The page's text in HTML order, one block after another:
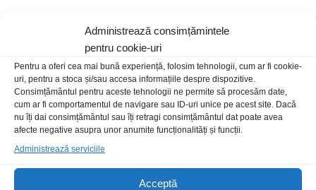
Administrează consimțămintele
pentru cookie-uri
Pentru a oferi cea mai bună experiență, folosim tehnologii, cum ar fi cookie-
uri, pentru a stoca și/sau accesa informațiile despre dispozitive.
Consimțământul pentru aceste tehnologii ne permite să procesăm date,
cum ar fi comportamentul de navigare sau ID-uri unice pe acest site. Dacă
nu îți dai consimțământul sau îți retragi consimțământul dat poate avea
afecte negative asupra unor anumite funcționalități și funcții.
Administrează serviciile
Acceptă